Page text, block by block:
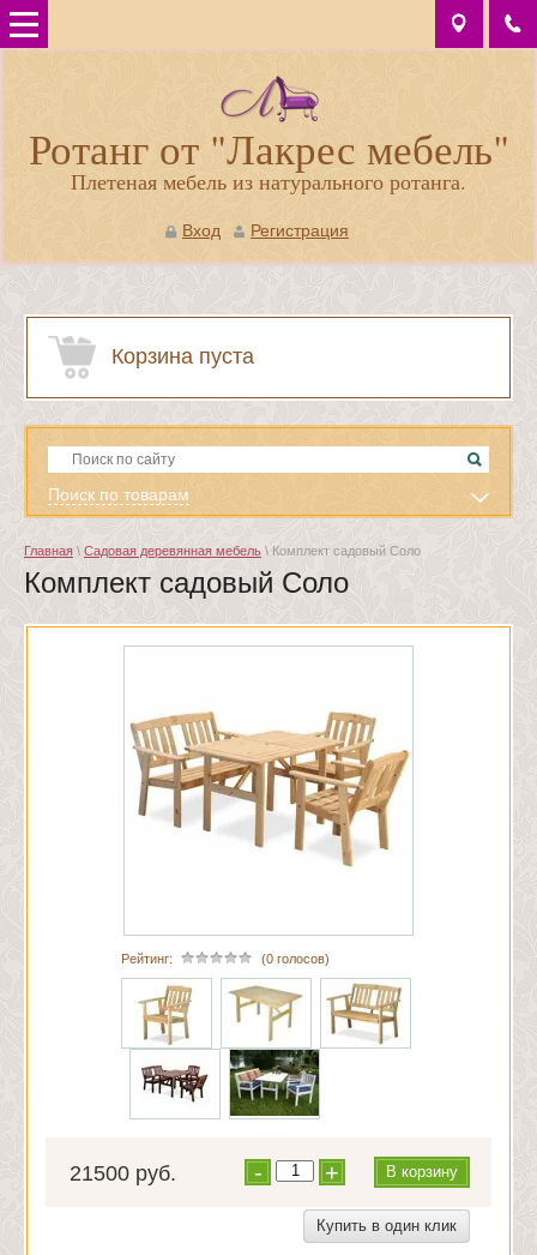
Ротанг от "Лакрес мебель"
Плетеная мебель из натурального ротанга.
Вход Регистрация
Корзина пуста
Поиск по товарам
Главная \ Садовая деревянная мебель \ Комплект садовый Соло
Комплект садовый Соло
Рейтинг: (0 голосов)
- + В корзину
Купить в один клик
21500 руб.